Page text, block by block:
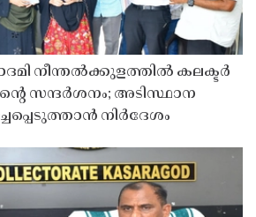
നീന്തൽക്കുളത്തിൽ കലക്ടർ
സന്ദർശനം; അടിസ്ഥാന
നിർദേശം